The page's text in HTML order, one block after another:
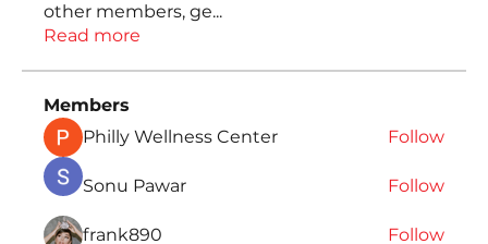
other members, ge...
Read more
Members
Philly Wellness Center
Follow
Sonu Pawar Follow
frank890 Follow